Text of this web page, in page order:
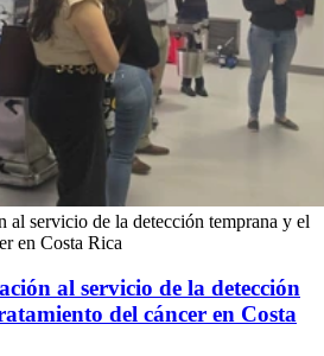
al servicio de la detección temprana y el
en Costa Rica
al servicio de la detección
del cáncer en Costa